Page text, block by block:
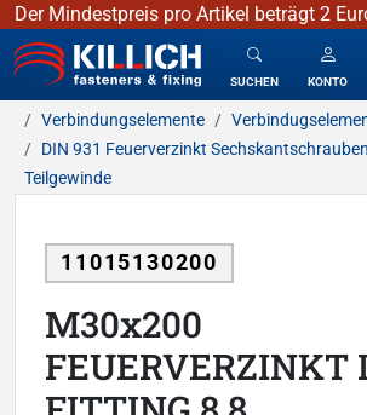
Der Mindestpreis pro Artikel beträgt 2
KILLICH - Verbindungselemente
SUCHEN KONTO
Verbindungselemente
DIN 931 Feuerverzinkt
Teilgewinde
11015130200
M30x200
FEUERVERZINKT